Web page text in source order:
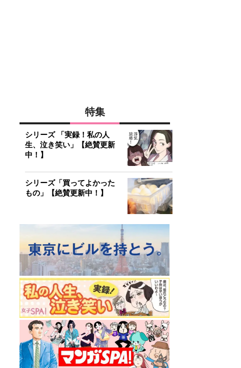
特集
シリーズ 「実録！私の人
生、泣き笑い」【絶賛更新
中！】
シリーズ「買ってよかった
もの」【絶賛更新中！】